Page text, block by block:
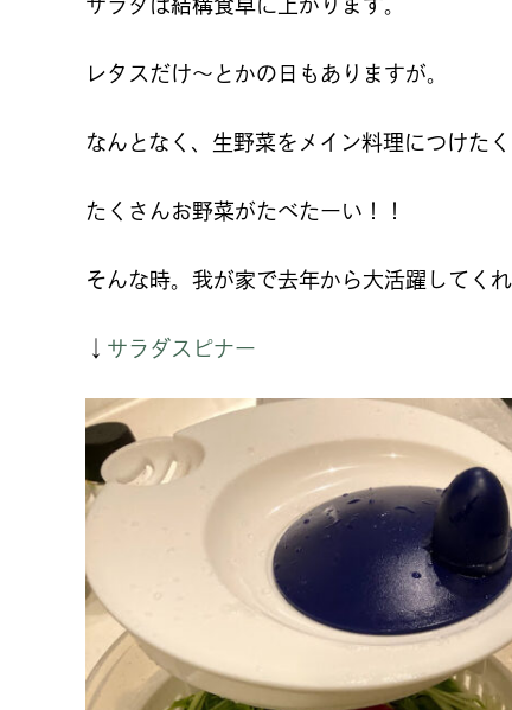
レタスだけ～とかの日もありますが。
なんとなく、生野菜をメイン料理につけたく
たくさんお野菜がたべたーい！！
そんな時。我が家で去年から大活躍してく
↓ サラダスピナー